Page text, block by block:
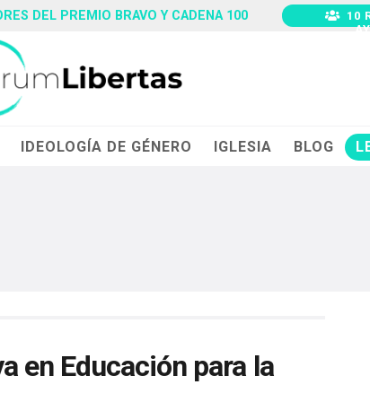
DEL PREMIO BRAVO Y CADENA 100
10
IDEOLOGÍA DE GÉNERO IGLESIA BLOG
en Educación para la